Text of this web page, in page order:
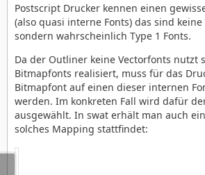
Postscript Drucker kennen einen
(also quasi interne Fonts) das sind keine
sondern wahrscheinlich Type 1 Fonts.
Da der Outliner keine Vectorfonts nutzt
Bitmapfonts realisiert, muss für das
Bitmapfont auf einen dieser internen
werden. Im konkreten Fall wird dafür
ausgewählt. In swat erhält man auch
solches Mapping stattfindet: